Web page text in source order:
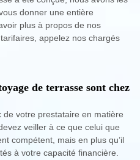
donner une entière
plus à propos de nos
appelez nos chargés
de terrasse sont chez
votre prestataire en matière
veiller à ce que celui que
compétent, mais en plus qu’il
à votre capacité financière.